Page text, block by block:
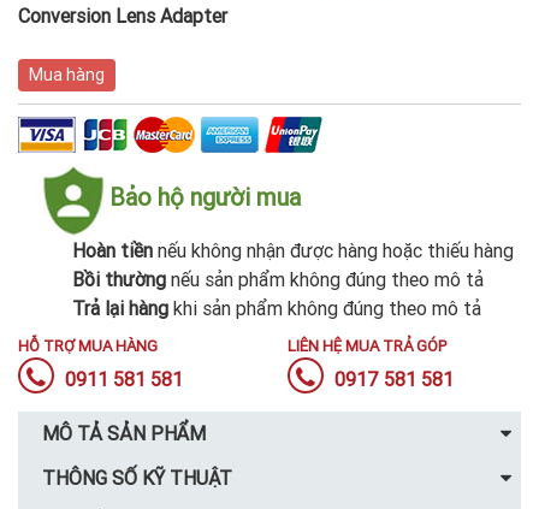
Conversion Lens Adapter
Mua hàng
Bảo hộ người mua
Hoàn tiền nếu không nhận được hàng hoặc thiếu hàng
Bồi thường nếu sản phẩm không đúng theo mô tả
Trả lại hàng khi sản phẩm không đúng theo mô tả
HỖ TRỢ MUA HÀNG
0911 581 581
LIÊN HỆ MUA TRẢ GÓP
0917 581 581
MÔ TẢ SẢN PHẨM
THÔNG SỐ KỸ THUẬT